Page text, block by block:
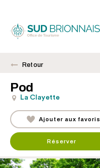
Retour
Pod
La Clayette
Ajouter aux favoris
Réserver